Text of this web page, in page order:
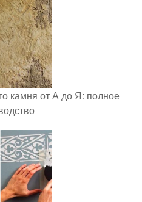
камня от А до Я: полное